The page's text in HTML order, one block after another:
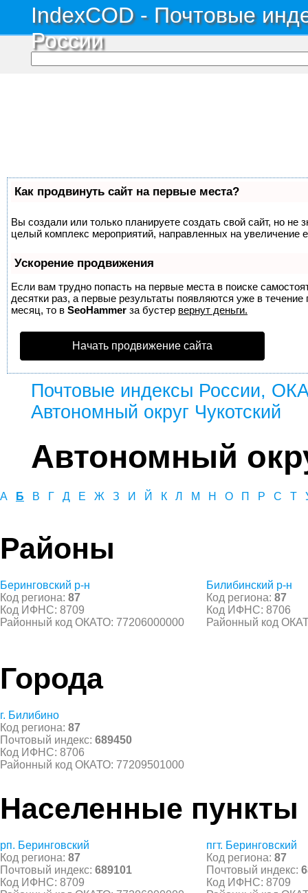
IndexCOD - Почтовые
России
Как продвинуть сайт на первые места?
Вы создали или только планируете создать свой сайт, но не
целый комплекс мероприятий, направленных на увеличение
Ускорение продвижения
Если вам трудно попасть на первые места в поиске
десятки раз, а первые результаты появляются уже в
месяц, то в SeoHammer за бустер вернут деньги.
Начать продвижение сайта
Почтовые индексы России,
Автономный округ Чукотский
Автономный
А Б В Г Д Е Ж З И Й К Л М Н О П Р С Т
Районы
Беринговский р-н
Код региона: 87
Код ИФНС: 8709
Районный код ОКАТО: 77206000000
Билибинский р-н
Код региона: 87
Код ИФНС: 8706
Районный код
Города
г. Билибино
Код региона: 87
Почтовый индекс: 689450
Код ИФНС: 8706
Районный код ОКАТО: 77209501000
Населенные пункты
рп. Беринговский
Код региона: 87
Почтовый индекс: 689101
Код ИФНС: 8709
пгт. Беринговский
Код региона: 87
Почтовый индекс:
Код ИФНС: 8709